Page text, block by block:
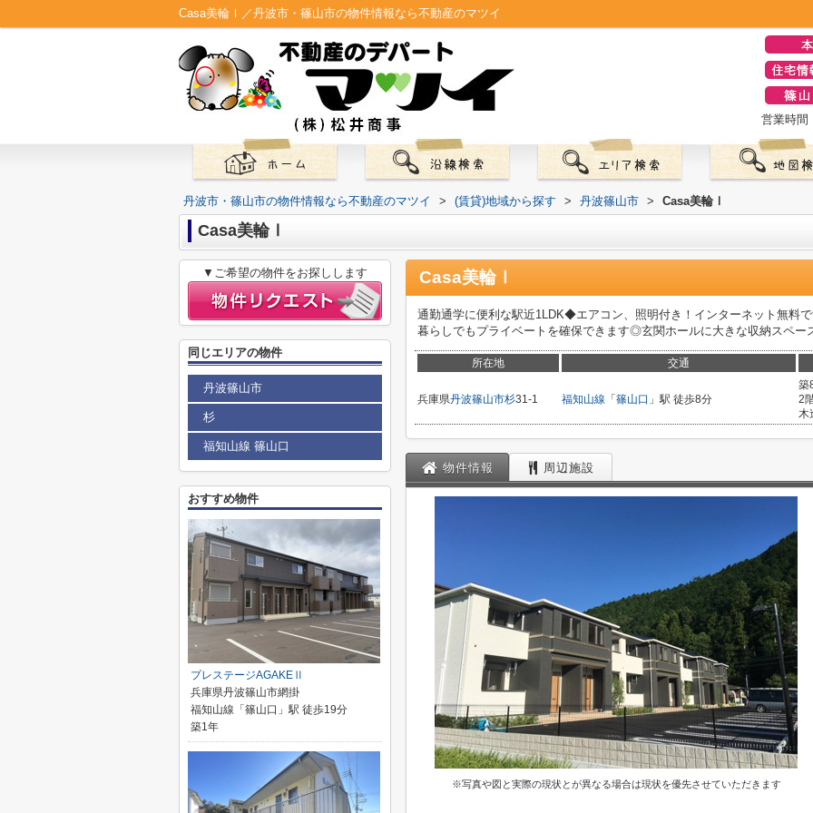
Casa美輪Ⅰ／丹波市・篠山市の物件情報なら不動産のマツイ
営業時間
丹波市・篠山市の物件情報なら不動産のマツイ > (賃貸)地域から探す > 丹波篠山市 > Casa美輪Ⅰ
Casa美輪Ⅰ
Casa美輪Ⅰ
通勤通学に便利な駅近1LDK◆エアコン、照明付き！インターネット無料
暮らしでもプライベートを確保できます◎玄関ホールに大きな収納スペー
所在地 交通
兵庫県丹波篠山市杉31-1 福知山線 「 篠山口 」駅 徒歩8分
築
2
木
物件情報 周辺施設
※写真や図と実際の現状とが異なる場合は現状を優先させていただきます
▼ご希望の物件をお探しします
同じエリアの物件
丹波篠山市
杉
福知山線 篠山口
おすすめ物件
プレステージAGAKEⅡ
兵庫県丹波篠山市網掛
福知山線「篠山口」駅 徒歩19分
築1年